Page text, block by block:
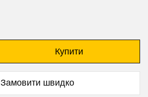
Купити
Замовити швидко